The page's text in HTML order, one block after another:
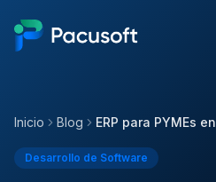
Inicio Blog
Desarrollo de Software